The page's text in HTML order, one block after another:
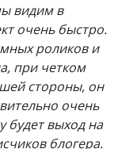
видим в
очень быстро.
роликов и
при четком
стороны, он
очень
будет выход на
блогера.